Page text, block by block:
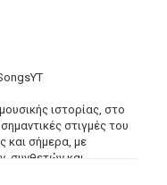
ιστορίας, στο
στιγμές του
και σήμερα, με
συνθετών και